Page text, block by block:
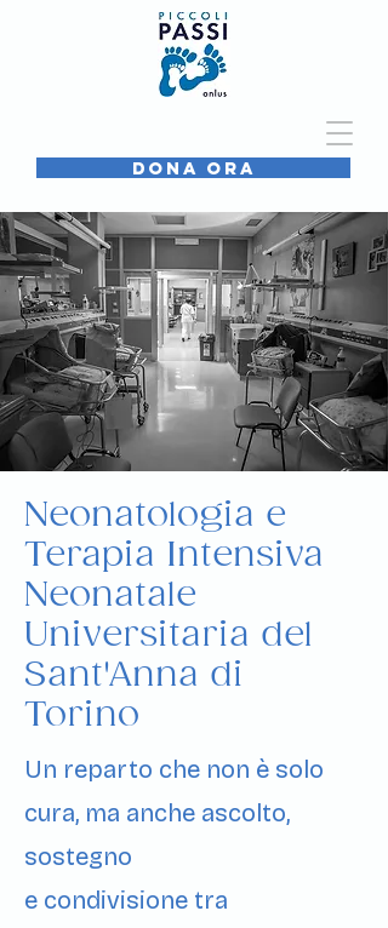
DONA ORA
Neonatologia e
Terapia Intensiva
Neonatale
Universitaria del
Sant'Anna di
Torino
Un reparto che non è solo
cura, ma anche ascolto,
sostegno
e condivisione tra